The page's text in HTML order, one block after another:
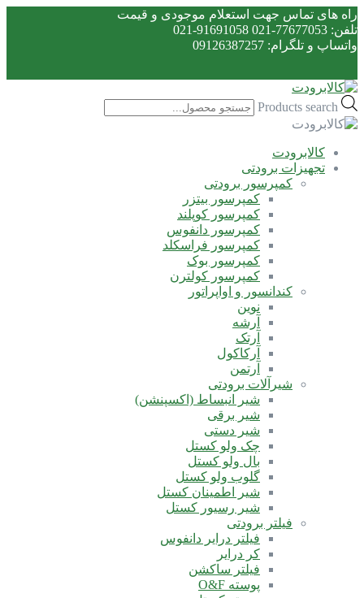
راه های تماس جهت استعلام موجودی و قیمت
تلفن: 77677053-021 91691058-021
واتساپ و تلگرام: 09126387257
Products search
کالابرودت
تجهیزات برودتی
کمپرسور برودتی
کمپرسور بیتزر
کمپرسور کوپلند
کمپرسور دانفوس
کمپرسور فراسکلد
کمپرسور بوک
کمپرسور کولترن
کندانسور و اواپراتور
نوین
آرشه
آرتک
آرکاکول
آرتمن
شیرآلات برودتی
شیر انبساط (اکسپنشن)
شیر برقی
شیر دستی
چک ولو کستل
بال ولو کستل
گلوب ولو کستل
شیر اطمینان کستل
شیر رسیور کستل
فیلتر برودتی
فیلتر درایر دانفوس
کر درایر
فیلتر ساکشن
پوسته O&F